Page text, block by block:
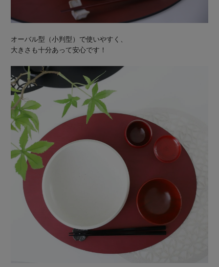
オーバル型（小判型）で使いやすく、
大きさも十分あって安心です！